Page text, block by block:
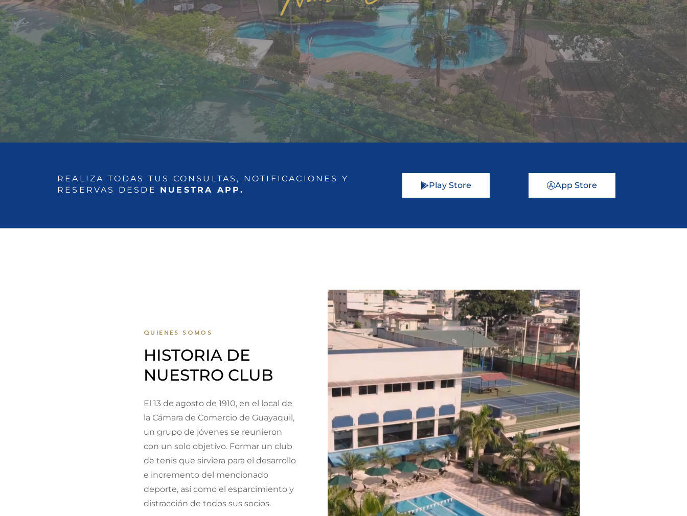
REALIZA TODAS TUS CONSULTAS, NOTIFICACIONES Y
RESERVAS DESDE NUESTRA APP. Play Store App Store
QUIENES SOMOS
HISTORIA DE
NUESTRO CLUB
El 13 de agosto de 1910, en el local de
la Cámara de Comercio de Guayaquil,
un grupo de jóvenes se reunieron
con un solo objetivo. Formar un club
de tenis que sirviera para el desarrollo
e incremento del mencionado
deporte, así como el esparcimiento y
distracción de todos sus socios.